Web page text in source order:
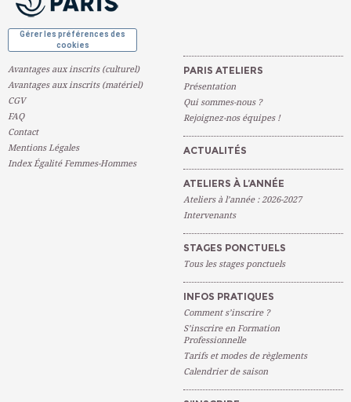
Gérer les préférences des
cookies
Avantages aux inscrits (culturel)
Avantages aux inscrits (matériel)
CGV
FAQ
Contact
Mentions Légales
Index Égalité Femmes-Hommes
PARIS ATELIERS
Présentation
Qui sommes-nous ?
Rejoignez-nos équipes !
ACTUALITÉS
ATELIERS À L’ANNÉE
Ateliers à l’année : 2026-2027
Intervenants
STAGES PONCTUELS
Tous les stages ponctuels
INFOS PRATIQUES
Comment s’inscrire ?
S’inscrire en Formation
Professionnelle
Tarifs et modes de règlements
Calendrier de saison